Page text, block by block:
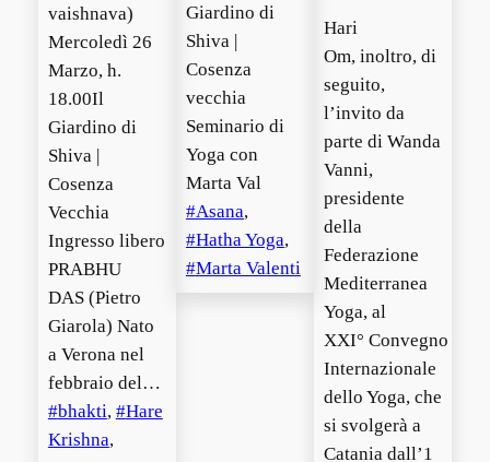
vaishnava)
Mercoledì 26
Marzo, h.
18.00Il
Giardino di
Shiva |
Cosenza
Vecchia
Ingresso libero
PRABHU
DAS (Pietro
Giarola) Nato
a Verona nel
febbraio del…
bhakti,
Hare
Krishna ,
Giardino di
Shiva |
Cosenza
vecchia
Seminario di
Yoga con
Marta Val
Asana ,
Hatha Yoga ,
Marta Valenti
Hari
Om, inoltro, di
seguito,
l’invito da
parte di Wanda
Vanni,
presidente
della
Federazione
Mediterranea
Yoga, al
XXI° Convegno
Internazionale
dello Yoga, che
si svolgerà a
Catania dall’1